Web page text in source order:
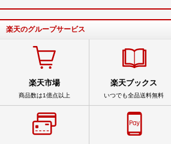
インターネットで検索したりするときに、
楽天のグループサービス
楽天市場
商品数は1億点以上
楽天ブックス
いつでも全品送料無料